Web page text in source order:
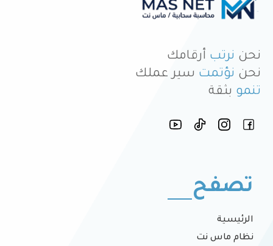
نحن نرتب أرقامك
نحن نؤتمت سير عملك
تنمو بثقة
تصفح
الرئيسية
نظام ماس نت